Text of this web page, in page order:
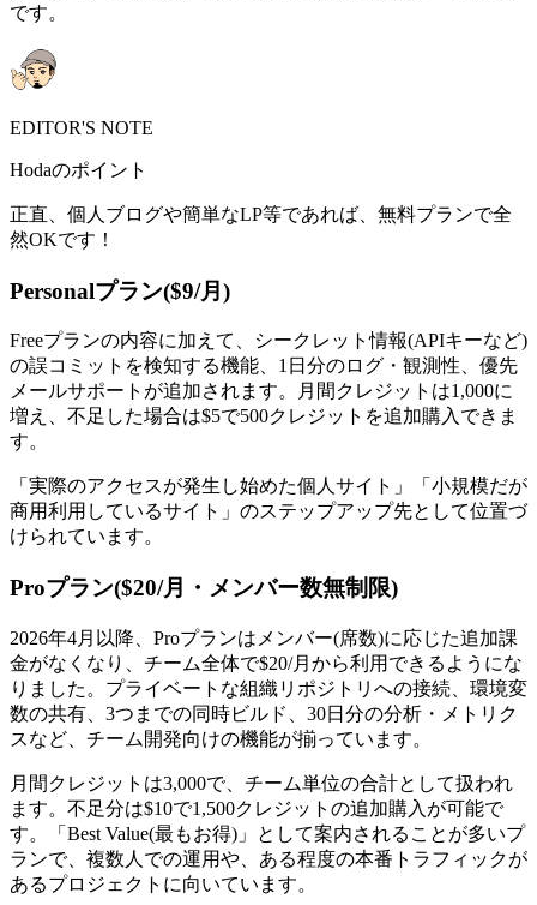
です。
EDITOR'S NOTE
Hodaのポイント
正直、個人ブログや簡単なLP等であれば、無料プランで全
然OKです！
Personalプラン($9/月)
Freeプランの内容に加えて、シークレット情報(APIキーなど)
の誤コミットを検知する機能、1日分のログ・観測性、優先
メールサポートが追加されます。月間クレジットは1,000に
増え、不足した場合は$5で500クレジットを追加購入できま
す。
「実際のアクセスが発生し始めた個人サイト」「小規模だが
商用利用しているサイト」のステップアップ先として位置づ
けられています。
Proプラン($20/月・メンバー数無制限)
2026年4月以降、Proプランはメンバー(席数)に応じた追加課
金がなくなり、チーム全体で$20/月から利用できるようにな
りました。プライベートな組織リポジトリへの接続、環境変
数の共有、3つまでの同時ビルド、30日分の分析・メトリク
スなど、チーム開発向けの機能が揃っています。
月間クレジットは3,000で、チーム単位の合計として扱われ
ます。不足分は$10で1,500クレジットの追加購入が可能で
す。「Best Value(最もお得)」として案内されることが多いプ
ランで、複数人での運用や、ある程度の本番トラフィックが
あるプロジェクトに向いています。